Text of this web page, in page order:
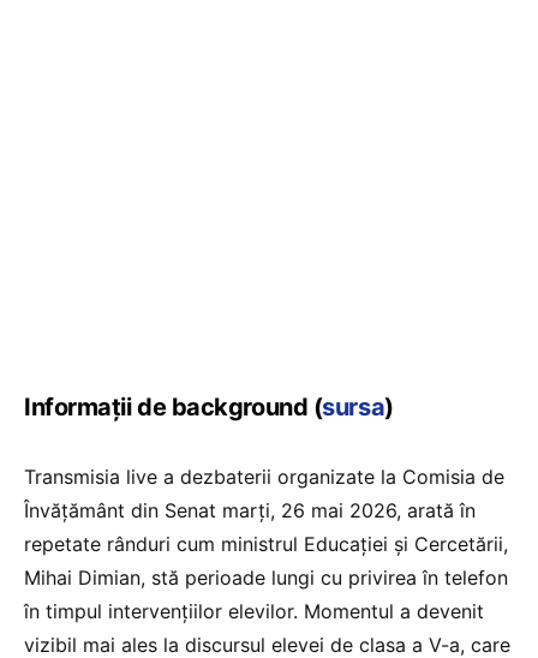
Informații de background (sursa)
Transmisia live a dezbaterii organizate la Comisia de
Învățământ din Senat marți, 26 mai 2026, arată în
repetate rânduri cum ministrul Educației și Cercetării,
Mihai Dimian, stă perioade lungi cu privirea în telefon
în timpul intervențiilor elevilor. Momentul a devenit
vizibil mai ales la discursul elevei de clasa a V-a, care